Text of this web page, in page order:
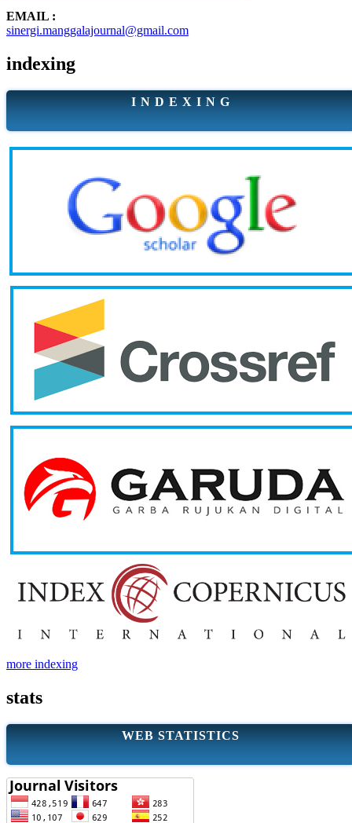
EMAIL :
sinergi.manggalajournal@gmail.com
indexing
I N D E X I N G
more indexing
stats
WEB STATISTICS